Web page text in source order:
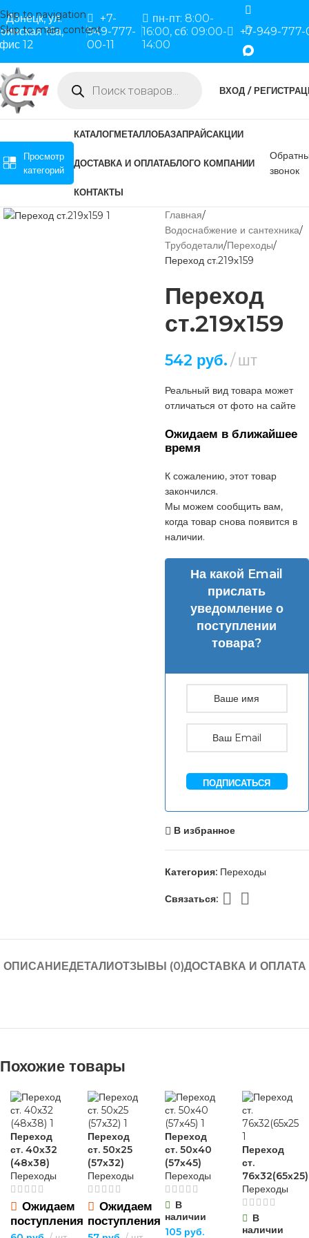
Skip to navigation
Skip to main content
Донецк, ул.
16а,
12
+7-
949-777-
00-11
пн-пт: 8:00-
16:00, сб: 09:00-
14:00
+7-949-777-
ВХОД /
Просмотр
категорий
КАТАЛОГМЕТАЛЛОБАЗАПРАЙСАКЦИИ
ДОСТАВКА И ОПЛАТАБЛОГО КОМПАНИИ
КОНТАКТЫ
звонок
Главная
Водоснабжение и сантехника
Трубодетали Переходы
Переход ст.219х159
Переход
ст.219х159
542 руб. шт
Реальный вид товара может
отличаться от фото на сайте
Ожидаем в ближайшее
время
К сожалению, этот товар
закончился.
Мы можем сообщить вам,
когда товар снова появится в
наличии.
На какой Email
прислать
уведомление о
поступлении
товара?
ПОДПИСАТЬСЯ
В избранное
Категория: Переходы
Связаться:
ОПИСАНИЕДЕТАЛИОТЗЫВЫ (0)ДОСТАВКА И ОПЛАТА
Похожие товары
Переход
ст. 40х32
(48х38)
Переходы
Ожидаем
поступления
Переход
ст. 50х25
(57х32)
Переходы
Ожидаем
поступления
Переход
ст. 50х40
(57х45)
Переходы
В
наличии
105 руб.
Переход
ст.
76х32(65х25)
Переходы
В
наличии